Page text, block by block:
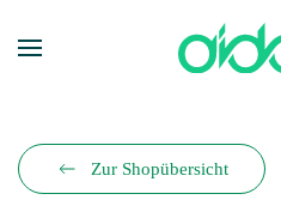
Zum Hauptinhalt springen
Zur Shopübersicht